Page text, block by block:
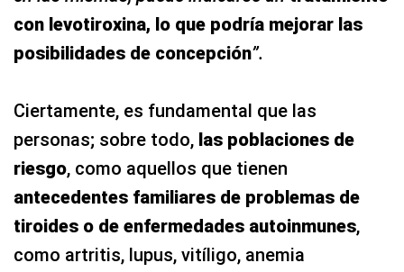
con levotiroxina, lo que podría mejorar las
posibilidades de concepción”.
Ciertamente, es fundamental que las
personas; sobre todo, las poblaciones de
riesgo, como aquellos que tienen
antecedentes familiares de problemas de
tiroides o de enfermedades autoinmunes,
como artritis, lupus, vitíligo, anemia